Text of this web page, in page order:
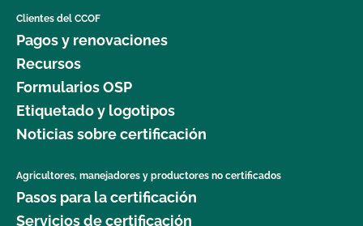
Clientes del CCOF
Pagos y renovaciones
Recursos
Formularios OSP
Etiquetado y logotipos
Noticias sobre certificación
Agricultores, manejadores y productores no certificados
Pasos para la certificación
Servicios de certificación